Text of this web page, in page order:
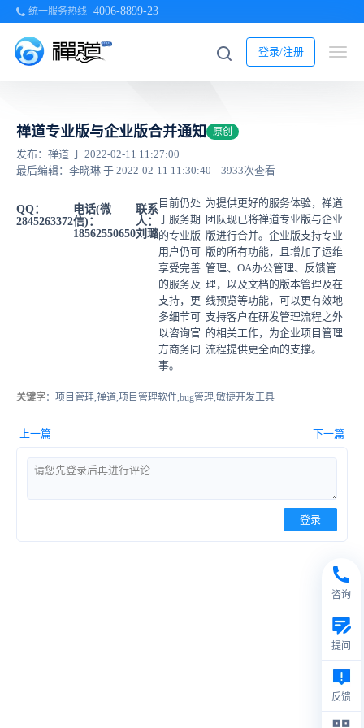
统一服务热线 4006-8899-23
登录/注册
禅道专业版与企业版合并通知 原创
发布：禅道 于 2022-02-11 11:27:00
最后编辑：李晓琳 于 2022-02-11 11:30:40
3933次查看
为提供更好的服务体验，禅道
团队现已将禅道专业版与企业
版进行合并。企业版支持专业
版的所有功能，且增加了运维
管理、OA办公管理、反馈管
理，以及文档的版本管理及在
线预览等功能，可以更有效地
支持客户在研发管理流程之外
的相关工作，为企业项目管理
流程提供更全面的支撑。
目前仍处
于服务期
的专业版
用户仍可
享受完善
的服务及
支持，更
多细节可
以咨询官
方商务同
事。
联系
人：
刘璐
电话(微
信)：
18562550650
QQ：
2845263372
关键字：项目管理,禅道,项目管理软件,bug管理,敏捷开发工具
上一篇 下一篇
登录
咨询
提问
反馈